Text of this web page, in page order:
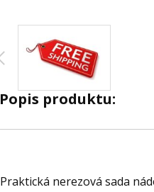
Popis produktu:
Praktická nerezová sada